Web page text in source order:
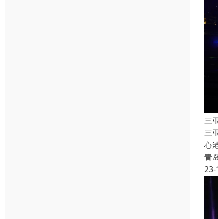
三
三
心
青
23-